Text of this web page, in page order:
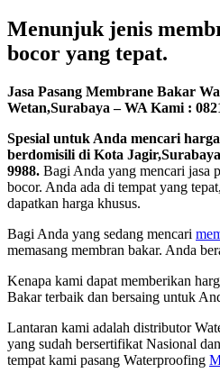
Menunjuk jenis
bocor yang tepat.
Jasa Pasang Membrane Bakar
Wetan,Surabaya – WA Kami :
Spesial untuk Anda mencari
berdomisili di Kota
9988. Bagi Anda yang mencari jasa
bocor. Anda ada di tempat yang
dapatkan harga khusus.
Bagi Anda yang sedang mencari
memasang membran bakar. Anda
Kenapa kami dapat memberikan
Bakar terbaik dan bersaing untuk
Lantaran kami adalah distributor
yang sudah bersertifikat Nasional
tempat kami pasang Waterproofing